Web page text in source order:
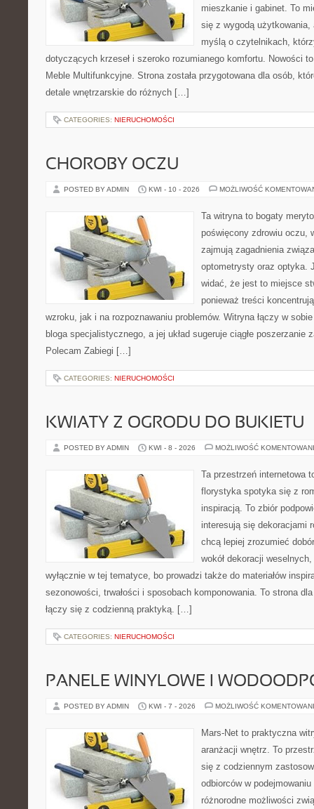
mieszkanie i gabinet. To
się z wygodą użytkowania,
myślą o czytelnikach,
dotyczących krzeseł i szeroko rozumianego komfortu. Nowości
Meble Multifunkcyjne. Strona została przygotowana dla osób,
detale wnętrzarskie do różnych […]
CATEGORIES: NIERUCHOMOŚCI
CHOROBY OCZU
POSTED BY ADMIN KWI - 10 - 2026 MOŻLIWOŚĆ
Ta witryna to bogaty
poświęcony zdrowiu oczu,
zajmują zagadnienia
optometrysty oraz optyka.
widać, że jest to miejsce
ponieważ treści
wzroku, jak i na rozpoznawaniu problemów. Witryna łączy w
bloga specjalistycznego, a jej układ sugeruje ciągłe poszerzanie
Polecam Zabiegi […]
CATEGORIES: NIERUCHOMOŚCI
KWIATY Z OGRODU DO BUKIETU
POSTED BY ADMIN KWI - 8 - 2026 MOŻLIWOŚĆ
Ta przestrzeń internetowa
florystyka spotyka się z
inspiracją. To zbiór
interesują się dekoracjami
chcą lepiej zrozumieć
wokół dekoracji
wyłącznie w tej tematyce, bo prowadzi także do materiałów
sezonowości, trwałości i sposobach komponowania. To strona
łączy się z codzienną praktyką. […]
CATEGORIES: NIERUCHOMOŚCI
PANELE WINYLOWE I
POSTED BY ADMIN KWI - 7 - 2026 MOŻLIWOŚĆ
Mars-Net to praktyczna
aranżacji wnętrz. To
się z codziennym
odbiorców w
różnorodne możliwości